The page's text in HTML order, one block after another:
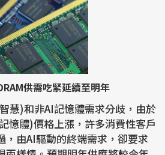
供需吃緊延續至明年
慧)和非AI記憶體需求分歧，由於
憶體)價格上漲，許多消費性客戶
，由AI驅動的終端需求，卻要求